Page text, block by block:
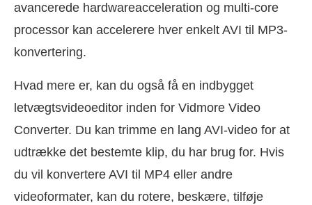
avancerede hardwareacceleration og multi-core
processor kan accelerere hver enkelt AVI til MP3-
konvertering.
Hvad mere er, kan du også få en indbygget
letvægtsvideoeditor inden for Vidmore Video
Converter. Du kan trimme en lang AVI-video for at
udtrække det bestemte klip, du har brug for. Hvis
du vil konvertere AVI til MP4 eller andre
videoformater, kan du rotere, beskære, tilføje